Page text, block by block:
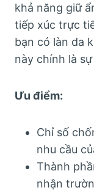
khả năng giữ
tiếp xúc trực
bạn có làn da
này chính là
Ưu điểm:
Chỉ số
nhu cầu
Thành
nhận